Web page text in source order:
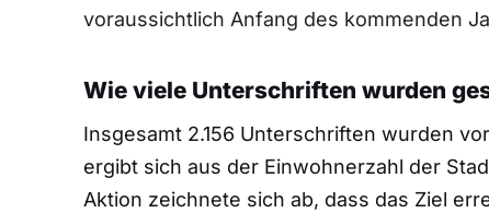
voraussichtlich Anfang des kommenden
Wie viele Unterschriften wurden
Insgesamt 2.156 Unterschriften wurden
ergibt sich aus der Einwohnerzahl der
Aktion zeichnete sich ab, dass das Ziel